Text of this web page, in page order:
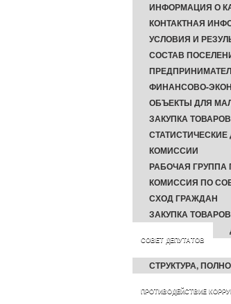
ИНФОРМАЦИЯ О
КОНТАКТНАЯ
УСЛОВИЯ И
СОСТАВ
ФИНАНСОВО-
ОБЪЕКТЫ ДЛЯ
ЗАКУПКА
КОМИССИИ
РАБОЧАЯ
КОМИССИЯ ПО
СХОД ГРАЖДАН
ЗАКУПКА
СОВЕТ ДЕПУТАТОВ
СТРУКТУРА,
ПРОТИВОДЕЙСТВИЕ